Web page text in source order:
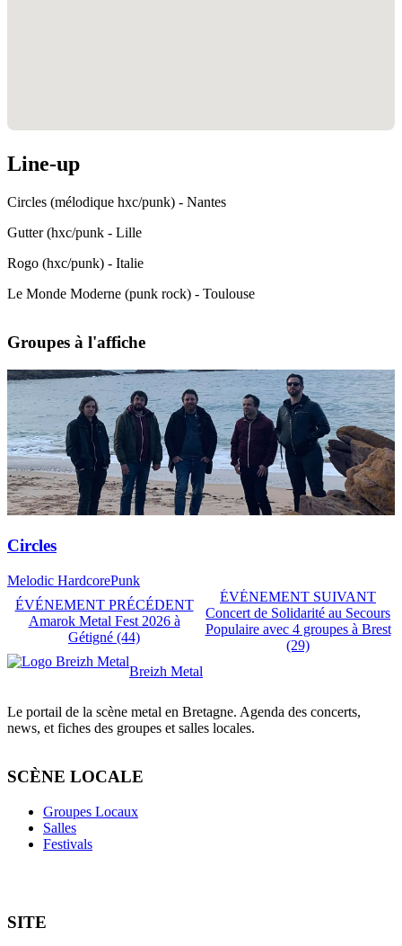
Line-up
Circles (mélodique hxc/punk) - Nantes
Gutter (hxc/punk - Lille
Rogo (hxc/punk) - Italie
Le Monde Moderne (punk rock) - Toulouse
Groupes à l'affiche
Circles
Melodic HardcorePunk
ÉVÉNEMENT PRÉCÉDENT
Amarok Metal Fest 2026 à
Gétigné (44)
ÉVÉNEMENT SUIVANT
Concert de Solidarité au Secours
Populaire avec 4 groupes à Brest
(29)
Breizh Metal
Le portail de la scène metal en Bretagne. Agenda des concerts,
news, et fiches des groupes et salles locales.
SCÈNE LOCALE
Groupes Locaux
Salles
Festivals
SITE